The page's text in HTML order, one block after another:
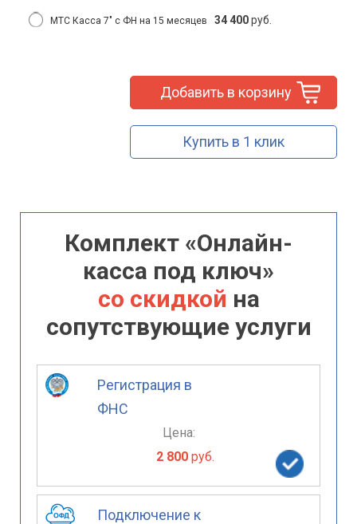
МТС Касса 7″ с ФН на 15 месяцев 34 400руб.
Добавить в корзину
Купить в 1 клик
Комплект «Онлайн-
касса под ключ»
со скидкой на
сопутствующие услуги
Регистрация в
ФНС
Цена:
2 800руб.
Подключение к